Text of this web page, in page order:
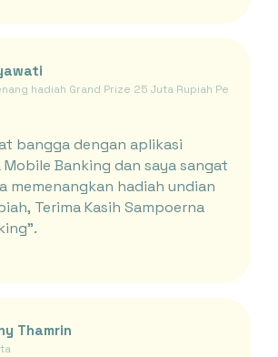
hadiah Grand Prize 25 Juta Rupiah Periode
bangga dengan aplikasi
Banking dan saya sangat
memenangkan hadiah undian
Terima Kasih Sampoerna
Thamrin